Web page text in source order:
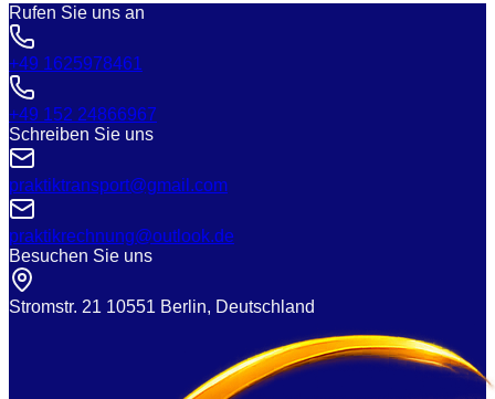
Rufen Sie uns an
+49 1625978461
+49 152 24866967
Schreiben Sie uns
praktiktransport@gmail.com
praktikrechnung@outlook.de
Besuchen Sie uns
Stromstr. 21 10551 Berlin, Deutschland